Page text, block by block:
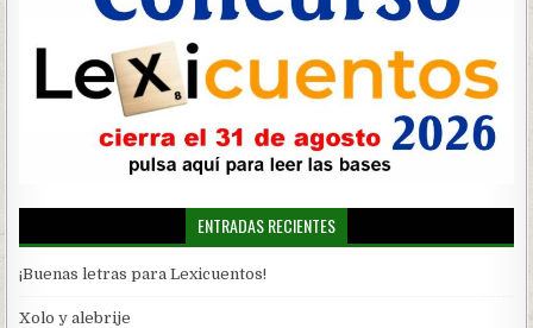
ENTRADAS RECIENTES
¡Buenas letras para Lexicuentos!
Xolo y alebrije